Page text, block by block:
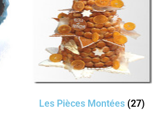
Les Pièces Montées (27)